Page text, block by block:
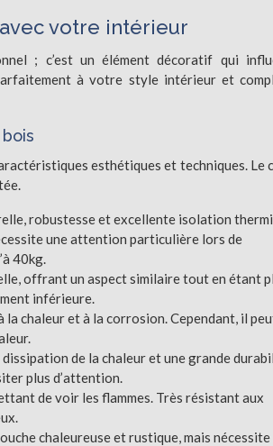
votre intérieur
; c’est un élément décoratif qui
à votre style intérieur et
esthétiques et techniques. Le
robustesse et excellente isolation
une attention particulière lors de
40kg.
offrant un aspect similaire tout en étant
inférieure.
chaleur et à la corrosion. Cependant, il
de la chaleur et une grande
plus d’attention.
de voir les flammes. Très résistant aux
chaleureuse et rustique, mais nécessite